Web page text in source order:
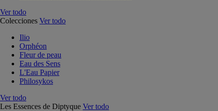
Ver todo
Colecciones Ver todo
Ilio
Orphéon
Fleur de peau
Eau des Sens
L'Eau Papier
Philosykos
Ver todo
Les Essences de Diptyque Ver todo